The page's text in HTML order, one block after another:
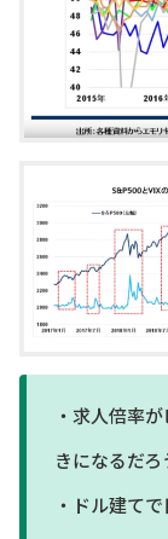
・求人倍率
きになるだろ
・ドル建て